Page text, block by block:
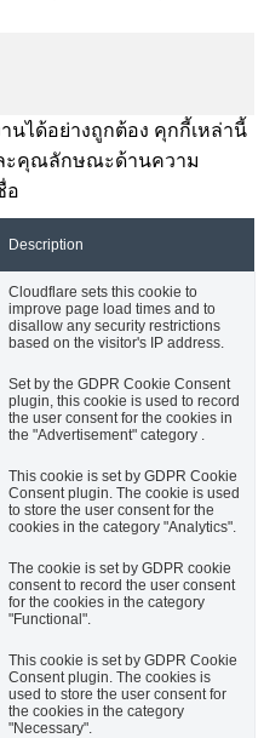
านได้อย่างถูกต้อง คุกกี้เหล่านี้
ะคุณลักษณะด้านความ
อ
Description
Cloudflare sets this cookie to
improve page load times and to
disallow any security restrictions
based on the visitor's IP address.
Set by the GDPR Cookie Consent
plugin, this cookie is used to record
the user consent for the cookies in
the "Advertisement" category .
This cookie is set by GDPR Cookie
Consent plugin. The cookie is used
to store the user consent for the
cookies in the category "Analytics".
The cookie is set by GDPR cookie
consent to record the user consent
for the cookies in the category
"Functional".
This cookie is set by GDPR Cookie
Consent plugin. The cookies is
used to store the user consent for
the cookies in the category
"Necessary".